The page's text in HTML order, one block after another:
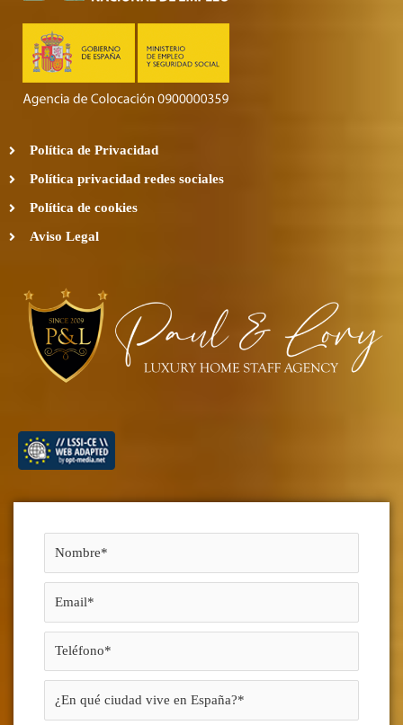
Política de Privacidad
Política privacidad redes sociales
Política de cookies
Aviso Legal